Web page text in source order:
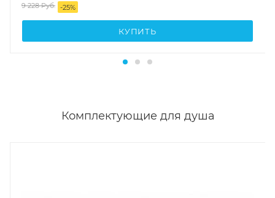
9 228Руб. -25%
КУПИТЬ
Комплектующие для душа